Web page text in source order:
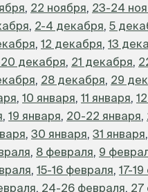
, 22 ноября, 23-24
, 2-4 декабря, 5
, 12 декабря, 13
декабря, 21 декабря,
, 28 декабря, 29
, 10 января, 11 января,
, 19 января, 20-22 января,
, 30 января, 31 января
, 8 февраля, 9
, 15-16 февраля, 17-
, 24-26 февраля, 27